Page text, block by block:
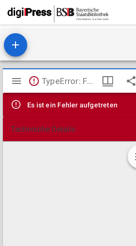
Mirador
Viewer
TypeError: Failed to fetch
Es ist ein Fehler aufgetreten
Technische Details